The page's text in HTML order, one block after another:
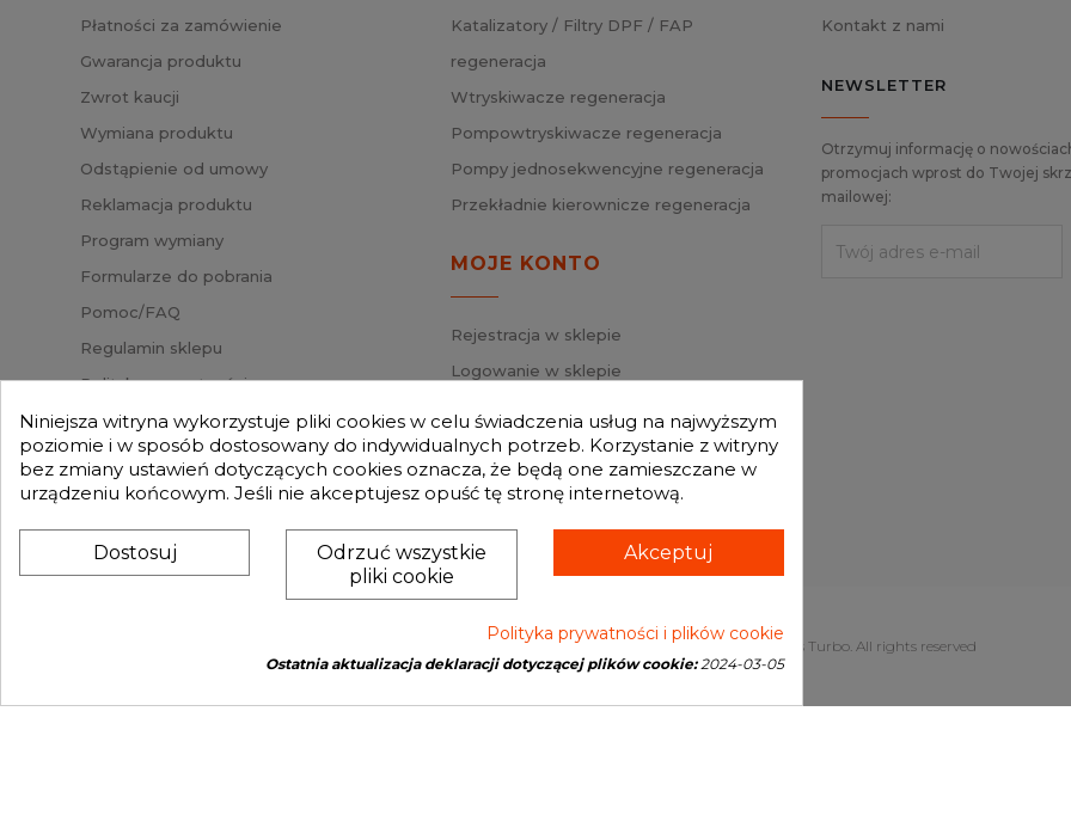
Płatności za zamówienie
Gwarancja produktu
Zwrot kaucji
Wymiana produktu
Odstąpienie od umowy
Reklamacja produktu
Program wymiany
Formularze do pobrania
Pomoc/FAQ
Regulamin sklepu
Polityka prywatności
Mapa strony
Nasz Blog
Słownik pojęć
Zwroty
Katalizatory / Filtry DPF / FAP
regeneracja
Wtryskiwacze regeneracja
Pompowtryskiwacze regeneracja
Pompy jednosekwencyjne regeneracja
Przekładnie kierownicze regeneracja
MOJE KONTO
Rejestracja w sklepie
Logowanie w sklepie
Status zamówienia
Kontakt z nami
NEWSLETTER
Otrzymuj informację o
promocjach wprost do Twojej
mailowej:
Copyright © 2026 Genesis Turbo. All rights reserved
Niniejsza witryna wykorzystuje pliki cookies w celu świadczenia usług na najwyższym
poziomie i w sposób dostosowany do indywidualnych potrzeb. Korzystanie z witryny
bez zmiany ustawień dotyczących cookies oznacza, że będą one zamieszczane w
urządzeniu końcowym. Jeśli nie akceptujesz opuść tę stronę internetową.
Akceptuj
Odrzuć wszystkie
pliki cookie
Dostosuj
Polityka prywatności i plików cookie
Ostatnia aktualizacja deklaracji dotyczącej plików cookie:2024-03-05